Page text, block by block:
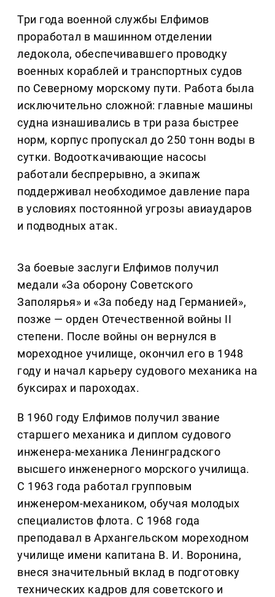
Три года военной службы Елфимов
проработал в машинном отделении
ледокола, обеспечивавшего проводку
военных кораблей и транспортных судов
по Северному морскому пути. Работа была
исключительно сложной: главные машины
судна изнашивались в три раза быстрее
норм, корпус пропускал до 250 тонн воды в
сутки. Водооткачивающие насосы
работали беспрерывно, а экипаж
поддерживал необходимое давление пара
в условиях постоянной угрозы авиаударов
и подводных атак.
За боевые заслуги Елфимов получил
медали «За оборону Советского
Заполярья» и «За победу над Германией»,
позже — орден Отечественной войны II
степени. После войны он вернулся в
мореходное училище, окончил его в 1948
году и начал карьеру судового механика на
буксирах и пароходах.
В 1960 году Елфимов получил звание
старшего механика и диплом судового
инженера-механика Ленинградского
высшего инженерного морского училища.
С 1963 года работал групповым
инженером-механиком, обучая молодых
специалистов флота. С 1968 года
преподавал в Архангельском мореходном
училище имени капитана В. И. Воронина,
внеся значительный вклад в подготовку
технических кадров для советского и